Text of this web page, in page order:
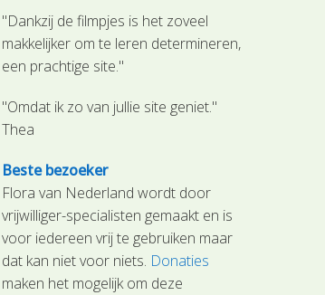
"Dankzij de filmpjes is het zoveel
makkelijker om te leren determineren,
een prachtige site."
"Omdat ik zo van jullie site geniet."
Thea
Beste bezoeker
Flora van Nederland wordt door
vrijwilliger-specialisten gemaakt en is
voor iedereen vrij te gebruiken maar
dat kan niet voor niets. Donaties
maken het mogelijk om deze